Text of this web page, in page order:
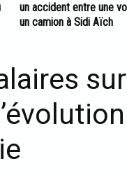
un accident entre une
un camion à Sidi Aïch